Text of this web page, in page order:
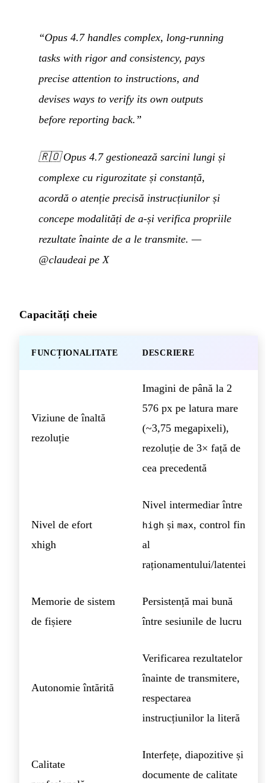
“Opus 4.7 handles complex, long-running
tasks with rigor and consistency, pays
precise attention to instructions, and
devises ways to verify its own outputs
before reporting back.”
🇷🇴Opus 4.7 gestionează sarcini lungi și
complexe cu rigurozitate și constanță,
acordă o atenție precisă instrucțiunilor și
concepe modalități de a-și verifica propriile
rezultate înainte de a le transmite. —
@claudeai pe X
Capacități cheie
FUNCȚIONALITATE DESCRIERE
Viziune de înaltă
rezoluție
Imagini de până la 2
576 px pe latura mare
(~3,75 megapixeli),
rezoluție de 3× față de
cea precedentă
Nivel de efort
xhigh
Nivel intermediar între
high și max, control fin
al
raționamentului/latentei
Memorie de sistem
de fișiere
Persistență mai bună
între sesiunile de lucru
Autonomie întărită
Verificarea rezultatelor
înainte de transmitere,
respectarea
instrucțiunilor la literă
Calitate
Interfețe, diapozitive și
documente de calitate